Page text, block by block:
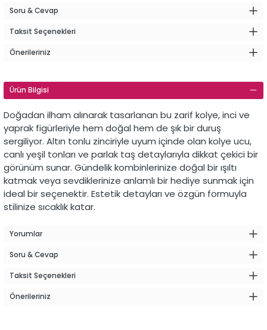
Soru & Cevap
Taksit Seçenekleri
Önerileriniz
Ürün Bilgisi
Doğadan ilham alınarak tasarlanan bu zarif kolye,inci ve
yaprak figürleriyle hem doğal hem de şıkbirduruş
sergiliyor. Altın tonlu zinciriyle uyum içinde olan kolye ucu,
canlı yeşil tonları ve parlak taş detaylarıyla dikkat çekici bir
görünüm sunar. Gündelikkombinlerinize doğal birışıltı
katmakveya sevdiklerinize anlamlı birhediye sunmakiçin
ideal birseçenektir. Estetikdetayları ve özgün formuyla
stilinize sıcaklıkkatar.
Yorumlar
Soru & Cevap
Taksit Seçenekleri
Önerileriniz